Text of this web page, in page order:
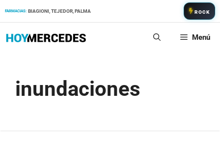
FARMACIAS: BIAGIONI, TEJEDOR, PALMA ROCK
Menú
inundaciones